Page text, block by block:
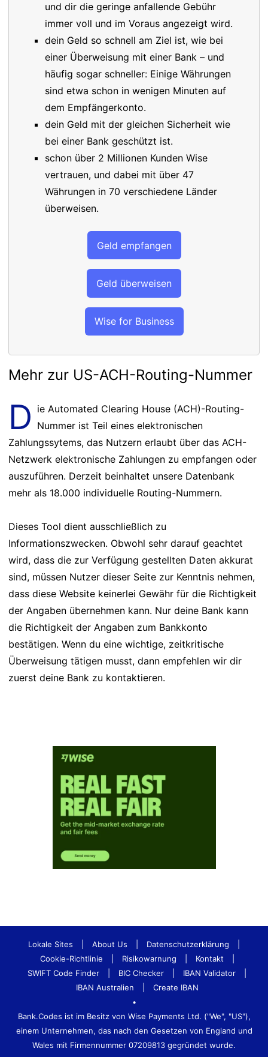
und dir die geringe anfallende Gebühr
immer voll und im Voraus angezeigt wird.
dein Geld so schnell am Ziel ist, wie bei
einer Überweisung mit einer Bank – und
häufig sogar schneller: Einige Währungen
sind etwa schon in wenigen Minuten auf
dem Empfängerkonto.
dein Geld mit der gleichen Sicherheit wie
bei einer Bank geschützt ist.
schon über 2 Millionen Kunden Wise
vertrauen, und dabei mit über 47
Währungen in 70 verschiedene Länder
überweisen.
Geld empfangen
Geld überweisen
Wise for Business
Mehr zur US-ACH-Routing-Nummer
D ie Automated Clearing House (ACH)-Routing-
Nummer ist Teil eines elektronischen
Zahlungssytems, das Nutzern erlaubt über das ACH-
Netzwerk elektronische Zahlungen zu empfangen oder
auszuführen. Derzeit beinhaltet unsere Datenbank
mehr als 18.000 individuelle Routing-Nummern.
Dieses Tool dient ausschließlich zu
Informationszwecken. Obwohl sehr darauf geachtet
wird, dass die zur Verfügung gestellten Daten akkurat
sind, müssen Nutzer dieser Seite zur Kenntnis nehmen,
dass diese Website keinerlei Gewähr für die Richtigkeit
der Angaben übernehmen kann. Nur deine Bank kann
die Richtigkeit der Angaben zum Bankkonto
bestätigen. Wenn du eine wichtige, zeitkritische
Überweisung tätigen musst, dann empfehlen wir dir
zuerst deine Bank zu kontaktieren.
Lokale Sites About Us Datenschutzerklärung
Cookie-Richtlinie
Risikowarnung Kontakt
SWIFT Code Finder
BIC Checker IBAN Validator
IBAN Australien
Create IBAN
•
Bank.Codes ist im Besitz von Wise Payments Ltd. ("We", "US"),
einem Unternehmen, das nach den Gesetzen von England und
Wales mit Firmennummer 07209813 gegründet wurde.